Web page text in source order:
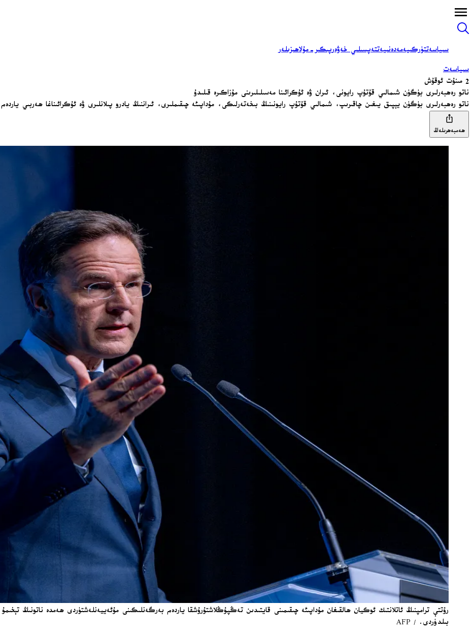
سىياسەتتۈركىيەمەدەنىيەتتەپسىلىي خەۋەرپىكىر-مۇلاھىزىلەر
سىياسەت
2 مىنۇت ئوقۇش
ناتو رەھبەرلىرى بۈگۈن شىمالىي قۇتۇپ رايونى، ئىران ۋە ئۇكرائىنا مەسىلىلىرىنى مۇزاكىرە قىلىدۇ
ناتو رەھبەرلىرى بۈگۈن يېپىق يىغىن چاقىرىپ، شىمالىي قۇتۇپ رايونىنىڭ بىخەتەرلىكى، مۇداپىئە چىقىملىرى، ئىراننىڭ يادرو پىلانلىرى ۋە ئۇكرائىناغا ھەربىي
ھەمبەھرىلەڭ
بىلدۈردى. / AFP